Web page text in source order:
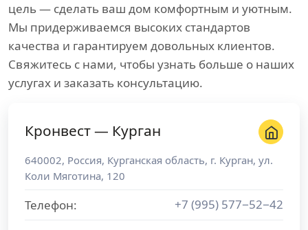
цель — сделать ваш дом комфортным и уютным.
Мы придерживаемся высоких стандартов
качества и гарантируем довольных клиентов.
Свяжитесь с нами, чтобы узнать больше о наших
услугах и заказать консультацию.
Кронвест — Курган
640002, Россия, Курганская область, г. Курган, ул.
Коли Мяготина, 120
Телефон:
+7 (995) 577−52−42